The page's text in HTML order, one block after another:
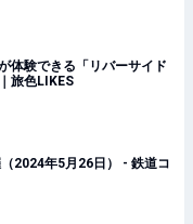
体験できる「リバーサイド
旅色LIKES
2024年5月26日） - 鉄道コ